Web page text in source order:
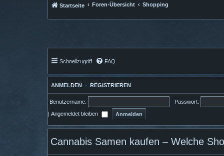
Startseite Foren-Übersicht Shopping
Schnellzugriff FAQ
ANMELDEN • REGISTRIEREN
Benutzername: Passwort:
Angemeldet bleiben
Cannabis Samen kaufen – Welche